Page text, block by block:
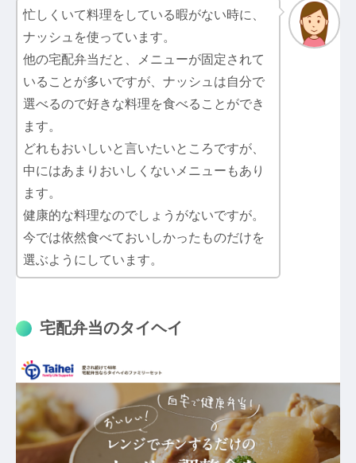
忙しくいて料理をしている暇がない時に、
ナッシュを使っています。
他の宅配弁当だと、メニューが固定されて
いることが多いですが、ナッシュは自分で
選べるので好きな料理を食べることができ
ます。
どれもおいしいと言いたいところですが、
中にはあまりおいしくないメニューもあり
ます。
健康的な料理なのでしょうがないですが。
今では依然食べておいしかったものだけを
選ぶようにしています。
宅配弁当のタイヘイ